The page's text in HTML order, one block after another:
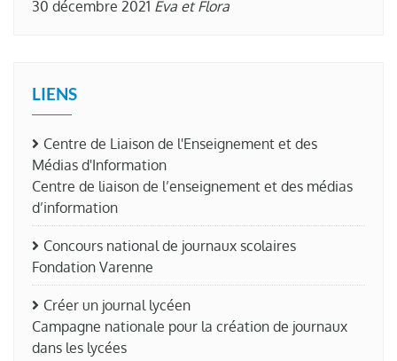
30 décembre 2021 Eva et Flora
LIENS
Centre de Liaison de l'Enseignement et des
Médias d'Information
Centre de liaison de l’enseignement et des médias
d’information
Concours national de journaux scolaires
Fondation Varenne
Créer un journal lycéen
Campagne nationale pour la création de journaux
dans les lycées